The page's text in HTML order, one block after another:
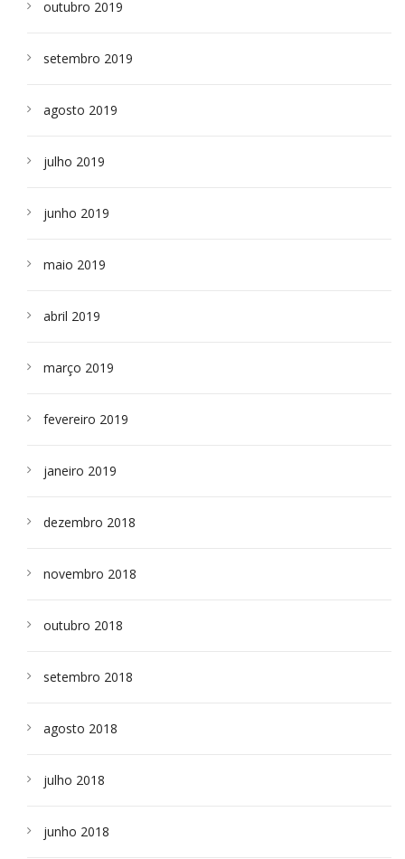
outubro 2019
setembro 2019
agosto 2019
julho 2019
junho 2019
maio 2019
abril 2019
março 2019
fevereiro 2019
janeiro 2019
dezembro 2018
novembro 2018
outubro 2018
setembro 2018
agosto 2018
julho 2018
junho 2018